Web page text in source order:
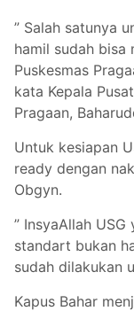
” Salah satunya
hamil sudah bisa
Puskesmas
kata Kepala
Pragaan,
Untuk kesiapan
ready dengan
Obgyn.
” InsyaAllah
standart bukan
sudah dilakukan
Kapus Bahar